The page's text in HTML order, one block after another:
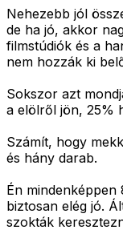
Nehezebb jól
de ha jó, akkor
filmstúdiók és a
nem hozzák ki
Sokszor azt
a elölről jön, 25%
Számít, hogy
és hány darab.
Én
biztosan elég jó.
szokták